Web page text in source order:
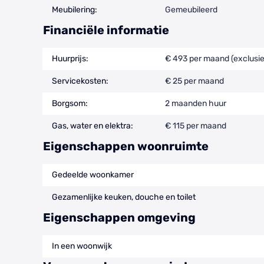
Meubilering: Gemeubileerd
Financiële informatie
Huurprijs: € 493 per maand
Servicekosten: € 25 per maand
Borgsom: 2 maanden huur
Gas, water en elektra: € 115 per maand
Eigenschappen woonruimte
Gedeelde woonkamer
Gezamenlijke keuken, douche en toilet
Eigenschappen omgeving
In een woonwijk